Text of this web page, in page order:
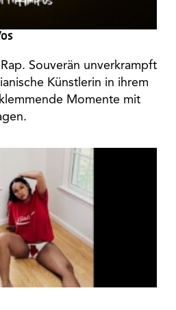
Souverän unverkrampft
Künstlerin in ihrem
Momente mit